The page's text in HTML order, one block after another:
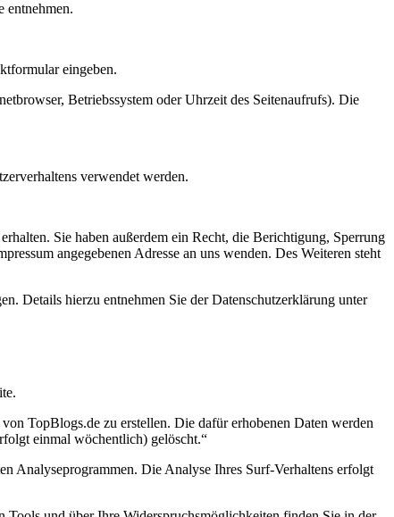
entnehmen.
eingeben.
Betriebssystem oder Uhrzeit des Seitenaufrufs). Die
verwendet werden.
Sie haben außerdem ein Recht, die Berichtigung, Sperrung
angegebenen Adresse an uns wenden. Des Weiteren steht
Details hierzu entnehmen Sie der Datenschutzerklärung unter
TopBlogs.de zu erstellen. Die dafür erhobenen Daten werden
einmal wöchentlich) gelöscht.“
Analyseprogrammen. Die Analyse Ihres Surf-Verhaltens erfolgt